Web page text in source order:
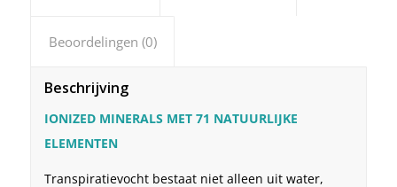
Beoordelingen (0)
Beschrijving
IONIZED MINERALS MET 71 NATUURLIJKE
ELEMENTEN
Transpiratievocht bestaat niet alleen uit water,